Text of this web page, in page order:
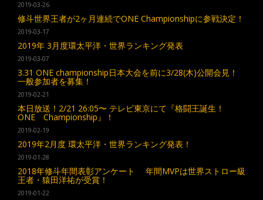
2019-03-26
修斗世界王者が2ヶ月連続でONE Championshipに参戦決定！
2019-03-17
2019年 3月度環太平洋・世界ランキング発表
2019-03-07
3.31 ONE championship日本大会を前に3/28(木)公開会見！
一般参加者を募集！
2019-02-21
本日放送！2/21 26:05〜 テレビ東京にて『格闘王誕生！
ONE Championship』！
2019-02-19
2019年2月度 環太平洋・世界ランキング発表！
2019-01-28
2018年修斗年間表彰アンケート 年間MVPは世界ストロー級
王者・猿田洋祐が受賞！
2019-01-22